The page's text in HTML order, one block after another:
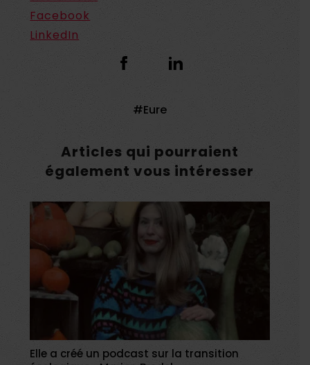
Facebook
LinkedIn
Eure
Articles qui pourraient
également vous intéresser
Elle a créé un podcast sur la transition